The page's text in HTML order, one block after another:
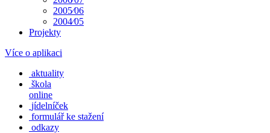
2005⁄06
2004⁄05
Projekty
Více o aplikaci
aktuality
škola
online
jídelníček
formulář ke stažení
odkazy